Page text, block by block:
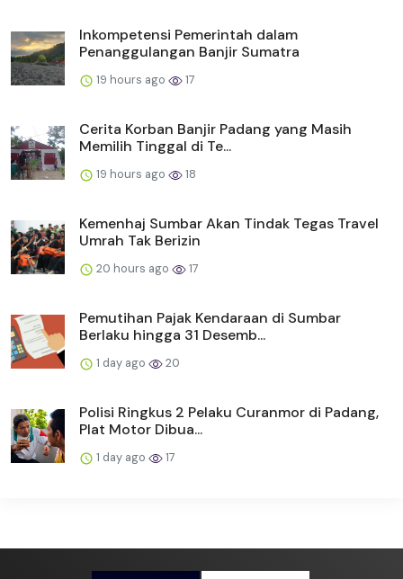
Inkompetensi Pemerintah dalam
Penanggulangan Banjir Sumatra
19 hours ago 17
Cerita Korban Banjir Padang yang Masih
Memilih Tinggal di Te...
19 hours ago 18
Kemenhaj Sumbar Akan Tindak Tegas Travel
Umrah Tak Berizin
20 hours ago 17
Pemutihan Pajak Kendaraan di Sumbar
Berlaku hingga 31 Desemb...
1 day ago 20
Polisi Ringkus 2 Pelaku Curanmor di Padang,
Plat Motor Dibua...
1 day ago 17